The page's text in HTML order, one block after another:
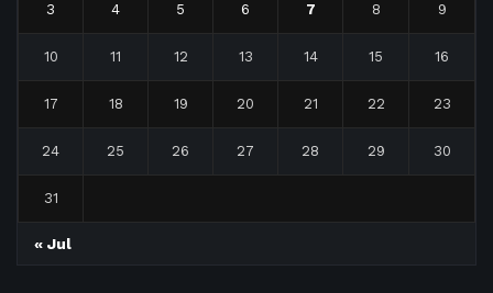
3 4 5 6 7 8 9
10 11 12 13 14 15 16
17 18 19 20 21 22 23
24 25 26 27 28 29 30
31
« Jul